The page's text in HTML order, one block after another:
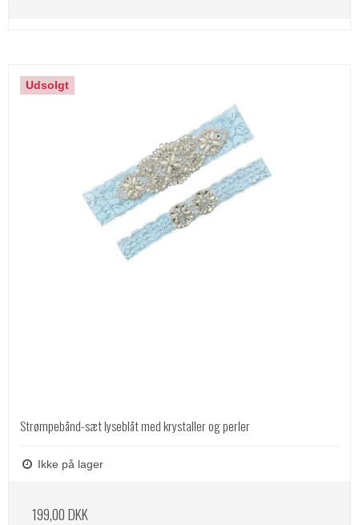
Udsolgt
Strømpebånd-sæt lyseblåt med krystaller og perler
Ikke på lager
199,00 DKK